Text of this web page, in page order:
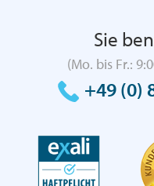
Sie
(Mo. bis Fr.:
+49 (0)